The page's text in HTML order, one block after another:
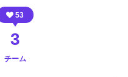
53
3
チーム